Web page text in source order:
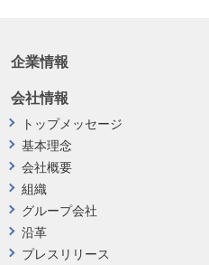
企業情報
会社情報
トップメッセージ
基本理念
会社概要
組織
グループ会社
沿革
プレスリリース